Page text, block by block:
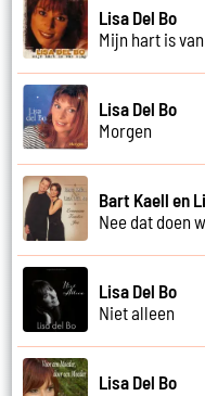
Lisa Del Bo
Mijn hart is
Lisa Del Bo
Morgen
Bart Kaell en
Nee dat doen
Lisa Del Bo
Niet alleen
Lisa Del Bo